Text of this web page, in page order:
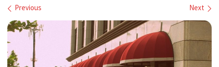
Images navigation
Previous Next